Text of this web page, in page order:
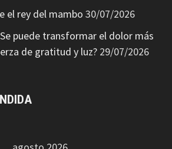
el rey del mambo 30/07/2026
puede transformar el dolor más
de gratitud y luz? 29/07/2026